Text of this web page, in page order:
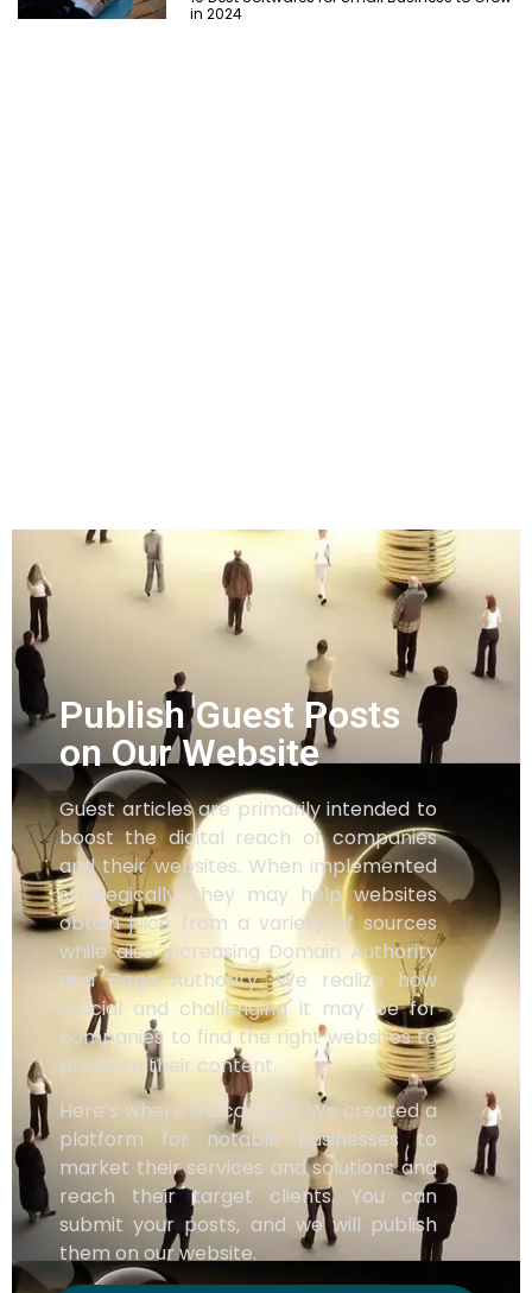
in 2024
Publish Guest Posts
on Our Website
Guest articles are primarily intended to
boost the digital reach of companies
and their websites. When implemented
strategically, they may help websites
obtain juice from a variety of sources
while also increasing Domain Authority
and Page Authority. We realize how
crucial and challenging it may be for
companies to find the right websites to
promote their content.
Here’s where we come in. We created a
platform for notable businesses to
market their services and solutions and
reach their target clients. You can
submit your posts, and we will publish
them on our website.